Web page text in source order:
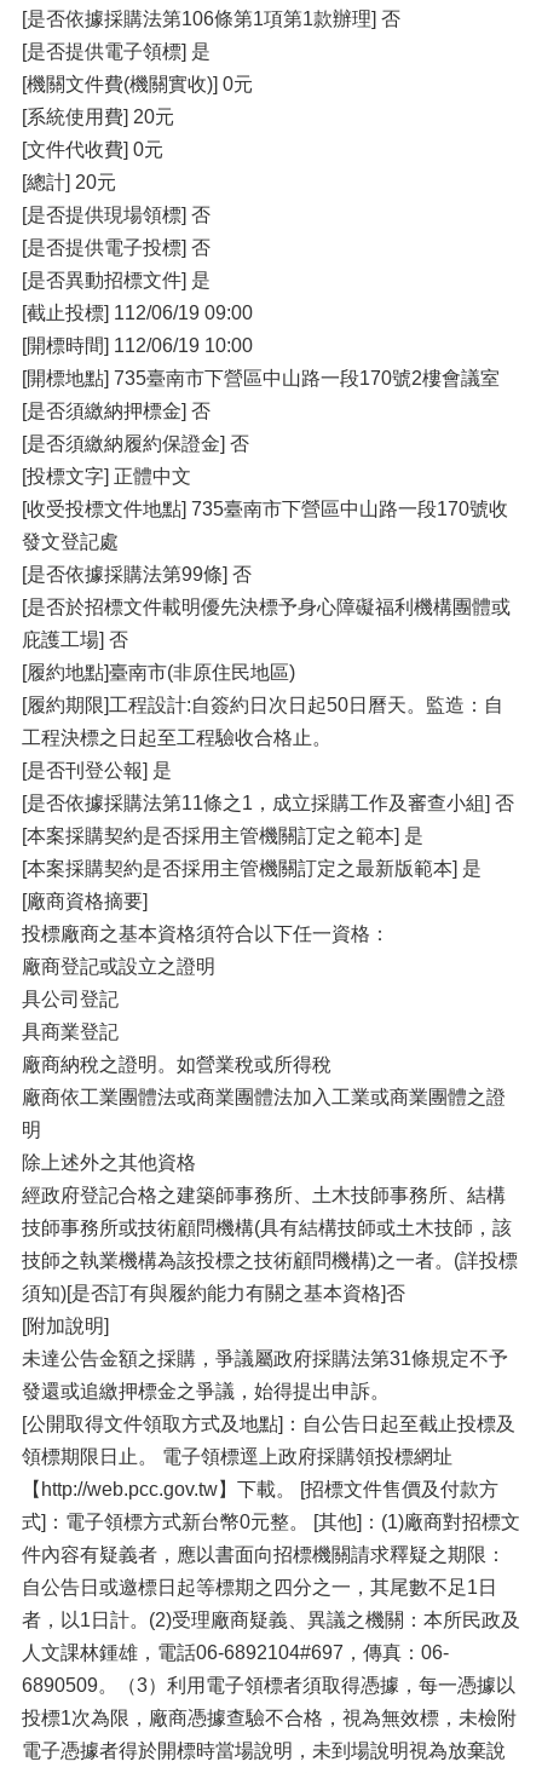
[是否依據採購法第106條第1項第1款辦理] 否
[是否提供電子領標] 是
[機關文件費(機關實收)] 0元
[系統使用費] 20元
[文件代收費] 0元
[總計] 20元
[是否提供現場領標] 否
[是否提供電子投標] 否
[是否異動招標文件] 是
[截止投標] 112/06/19 09:00
[開標時間] 112/06/19 10:00
[開標地點] 735臺南市下營區中山路一段170號2樓會議室
[是否須繳納押標金] 否
[是否須繳納履約保證金] 否
[投標文字] 正體中文
[收受投標文件地點] 735臺南市下營區中山路一段170號收
發文登記處
[是否依據採購法第99條] 否
[是否於招標文件載明優先決標予身心障礙福利機構團體或
庇護工場] 否
[履約地點]臺南市(非原住民地區)
[履約期限]工程設計:自簽約日次日起50日曆天。監造：自
工程決標之日起至工程驗收合格止。
[是否刊登公報] 是
[是否依據採購法第11條之1，成立採購工作及審查小組] 否
[本案採購契約是否採用主管機關訂定之範本] 是
[本案採購契約是否採用主管機關訂定之最新版範本] 是
[廠商資格摘要]
投標廠商之基本資格須符合以下任一資格：
廠商登記或設立之證明
具公司登記
具商業登記
廠商納稅之證明。如營業稅或所得稅
廠商依工業團體法或商業團體法加入工業或商業團體之證
明
除上述外之其他資格
經政府登記合格之建築師事務所、土木技師事務所、結構
技師事務所或技術顧問機構(具有結構技師或土木技師，該
技師之執業機構為該投標之技術顧問機構)之一者。(詳投標
須知)[是否訂有與履約能力有關之基本資格]否
[附加說明]
未達公告金額之採購，爭議屬政府採購法第31條規定不予
發還或追繳押標金之爭議，始得提出申訴。
[公開取得文件領取方式及地點]：自公告日起至截止投標及
領標期限日止。 電子領標逕上政府採購領投標網址
【http://web.pcc.gov.tw】下載。 [招標文件售價及付款方
式]：電子領標方式新台幣0元整。 [其他]：(1)廠商對招標文
件內容有疑義者，應以書面向招標機關請求釋疑之期限：
自公告日或邀標日起等標期之四分之一，其尾數不足1日
者，以1日計。(2)受理廠商疑義、異議之機關：本所民政及
人文課林鍾雄，電話06-6892104#697，傳真：06-
6890509。（3）利用電子領標者須取得憑據，每一憑據以
投標1次為限，廠商憑據查驗不合格，視為無效標，未檢附
電子憑據者得於開標時當場說明，未到場說明視為放棄說